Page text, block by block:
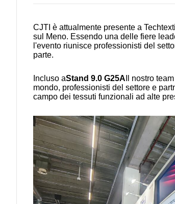
CJTI è attualmente presente a
sul Meno. Essendo una delle fiere
l'evento riunisce professionisti del
parte.
Incluso aStand 9.0 G25A Il nostro
mondo, professionisti del settore e
campo dei tessuti funzionali ad alte